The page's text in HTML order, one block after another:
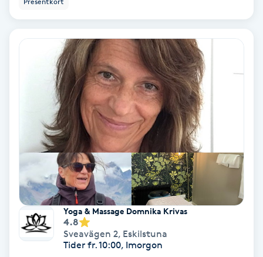
Bambumassage
Barnklippning
BIAB
Yoga & Massage Domnika Krivas
4.8
Sveavägen 2, Eskilstuna
Tider fr. 10:00, Imorgon